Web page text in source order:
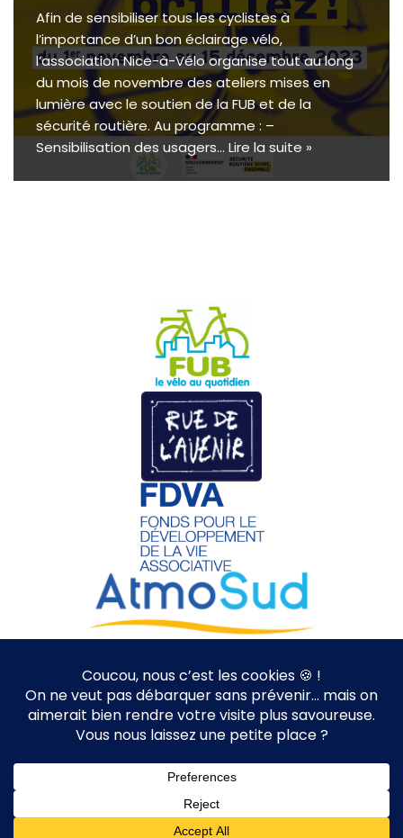
Afin de sensibiliser tous les cyclistes à
l’importance d’un bon éclairage vélo,
l’association Nice-à-Vélo organise tout au long
du mois de novembre des ateliers mises en
lumière avec le soutien de la FUB et de la
sécurité routière. Au programme : –
Sensibilisation des usagers… Lire la suite »
Mention Légales